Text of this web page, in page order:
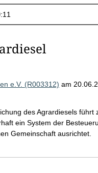
e.V. (R003312) am
des Agrardiesels
ein System der
Gemeinschaft ausrichtet.